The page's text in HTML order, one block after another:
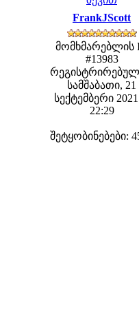
FrankJScott
მომხმარებლის
#13983
სამშაბათი, 21
სექტემბერი
22:29
შეტყობინებები: